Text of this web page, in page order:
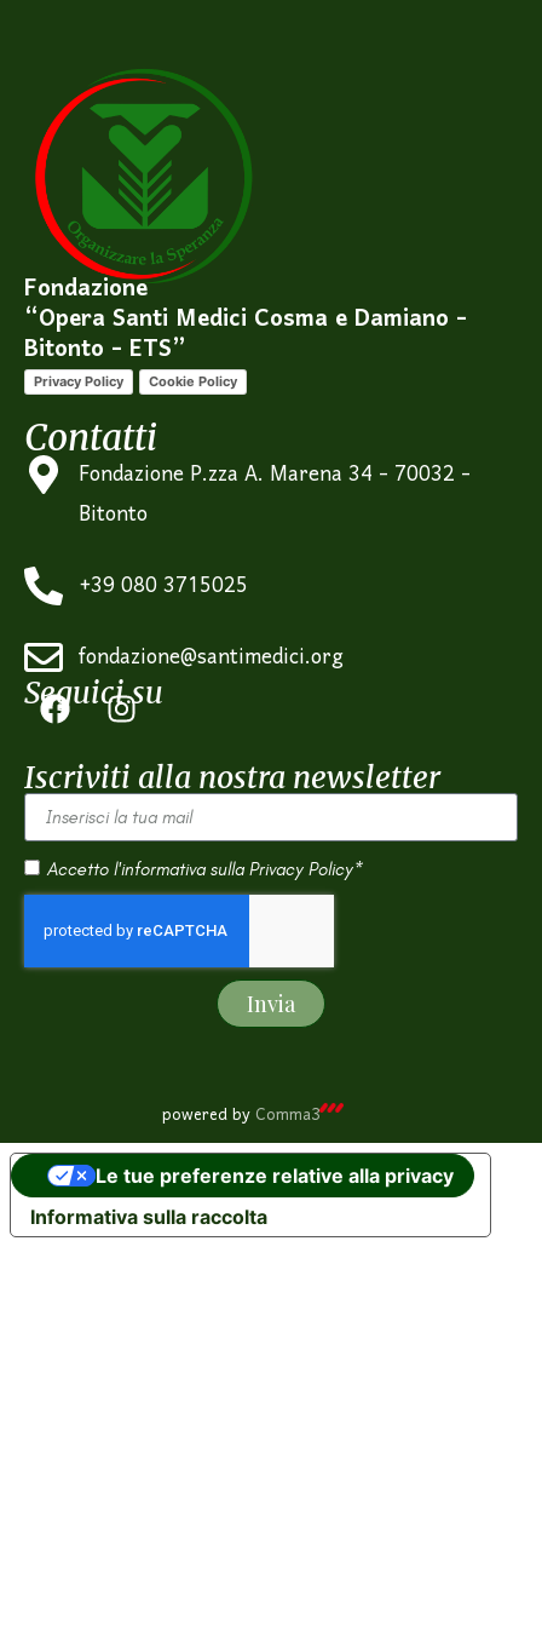
Fondazione
“Opera Santi Medici Cosma e Damiano -
Bitonto - ETS”
Privacy Policy Cookie Policy
Contatti
Fondazione P.zza A. Marena 34 - 70032 -
Bitonto
+39 080 3715025
fondazione@santimedici.org
Seguici su
Iscriviti alla nostra newsletter
Accetto l'informativa sulla Privacy Policy*
Invia
powered byComma3
Informativa sulla raccolta
Le tue preferenze relative alla privacy